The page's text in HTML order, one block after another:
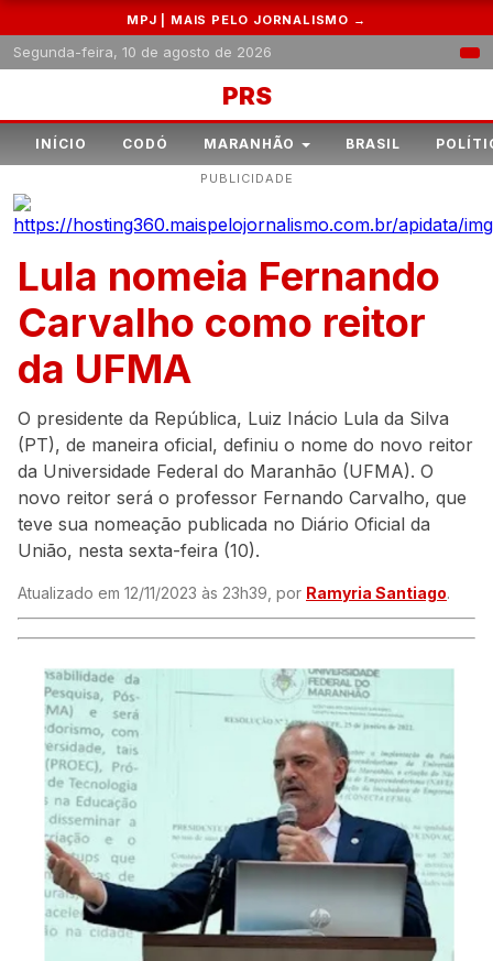
MPJ | MAIS PELO JORNALISMO →
Segunda-feira, 10 de agosto de 2026
PRS
INÍCIO CODÓ MARANHÃO BRASIL
PUBLICIDADE
Lula nomeia Fernando
Carvalho como reitor
da UFMA
O presidente da República, Luiz Inácio Lula da Silva
(PT), de maneira oficial, definiu o nome do novo reitor
da Universidade Federal do Maranhão (UFMA). O
novo reitor será o professor Fernando Carvalho, que
teve sua nomeação publicada no Diário Oficial da
União, nesta sexta-feira (10).
Atualizado em 12/11/2023 às 23h39, por Ramyria Santiago.